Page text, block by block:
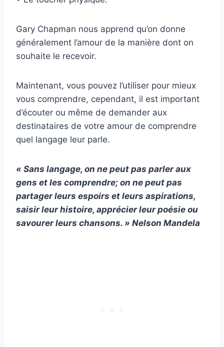
Gary Chapman nous apprend qu’on donne
généralement l’amour de la manière dont on
souhaite le recevoir.
Maintenant, vous pouvez l’utiliser pour mieux
vous comprendre, cependant, il est important
d’écouter ou même de demander aux
destinataires de votre amour de comprendre
quel langage leur parle.
« Sans langage, on ne peut pas parler aux
gens et les comprendre; on ne peut pas
partager leurs espoirs et leurs aspirations,
saisir leur histoire, apprécier leur poésie ou
savourer leurs chansons. » Nelson Mandela